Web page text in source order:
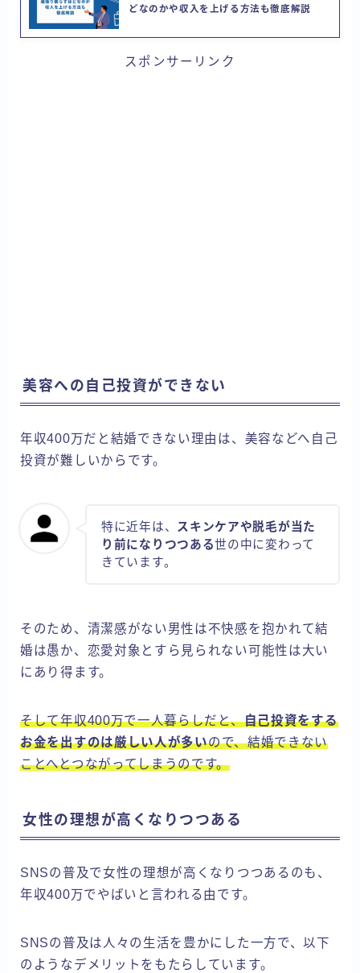
どなのかや収入を上げる方法も徹底解説
スポンサーリンク
美容への自己投資ができない
年収400万だと結婚できない理由は、美容などへ自己
投資が難しいからです。
特に近年は、
スキンケアや脱毛が当た
り前になりつつある世の中に変わって
きています。
そのため、清潔感がない男性は不快感を抱かれて結
婚は愚か、恋愛対象とすら見られない可能性は大い
にあり得ます。
そして年収400万で一人暮らしだと、自己投資をする
お金を出すのは厳しい人が多いので、結婚できない
ことへとつながってしまうのです。
女性の理想が高くなりつつある
SNSの普及で女性の理想が高くなりつつあるのも、
年収400万でやばいと言われる由です。
SNSの普及は人々の生活を豊かにした一方で、以下
のようなデメリットをもたらしています。